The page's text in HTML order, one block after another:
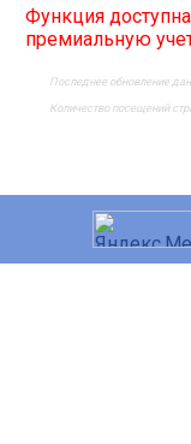
Функция
премиальную
Последнее обновление
Количество посещений